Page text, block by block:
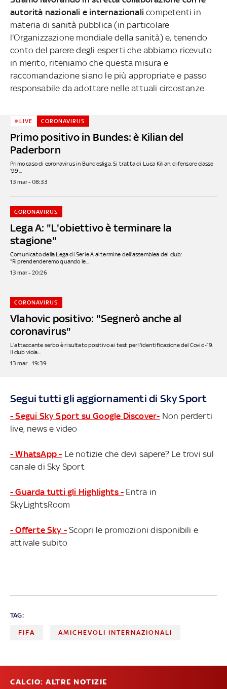
autorità nazionali e internazionali competenti in
materia di sanità pubblica (in particolare
l'Organizzazione mondiale della sanità) e, tenendo
conto del parere degli esperti che abbiamo ricevuto
in merito, riteniamo che questa misura e
raccomandazione siano le più appropriate e passo
responsabile da adottare nelle attuali circostanze.
Primo positivo in Bundes: è Kilian del
Paderborn
LIVE CORONAVIRUS
Primo caso di coronavirus in Bundesliga. Si tratta di Luca Kilian, difensore classe
'99...
13 mar - 08:33
Lega A: "L'obiettivo è terminare la
stagione"
CORONAVIRUS
Comunicato della Lega di Serie A al termine dell'assemblea dei club:
"Riprendenderemo quando le...
13 mar - 20:26
Vlahovic positivo: "Segnerò anche al
coronavirus"
CORONAVIRUS
L'attaccante serbo è risultato positivo ai test per l'identificazione del Covid-19.
Il club viola...
13 mar - 19:39
Segui tutti gli aggiornamenti di Sky Sport
- Segui Sky Sport su Google Discover- Non perderti
live, news e video
- WhatsApp - Le notizie che devi sapere? Le trovi sul
canale di Sky Sport
- Guarda tutti gli Highlights - Entra in
SkyLightsRoom
- Offerte Sky - Scopri le promozioni disponibili e
attivale subito
TAG:
FIFA AMICHEVOLI INTERNAZIONALI
CALCIO: ALTRE NOTIZIE